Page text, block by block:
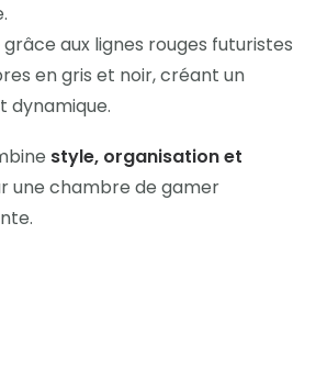
grâce aux lignes rouges futuristes
en gris et noir, créant un
dynamique.
style, organisation et
une chambre de gamer